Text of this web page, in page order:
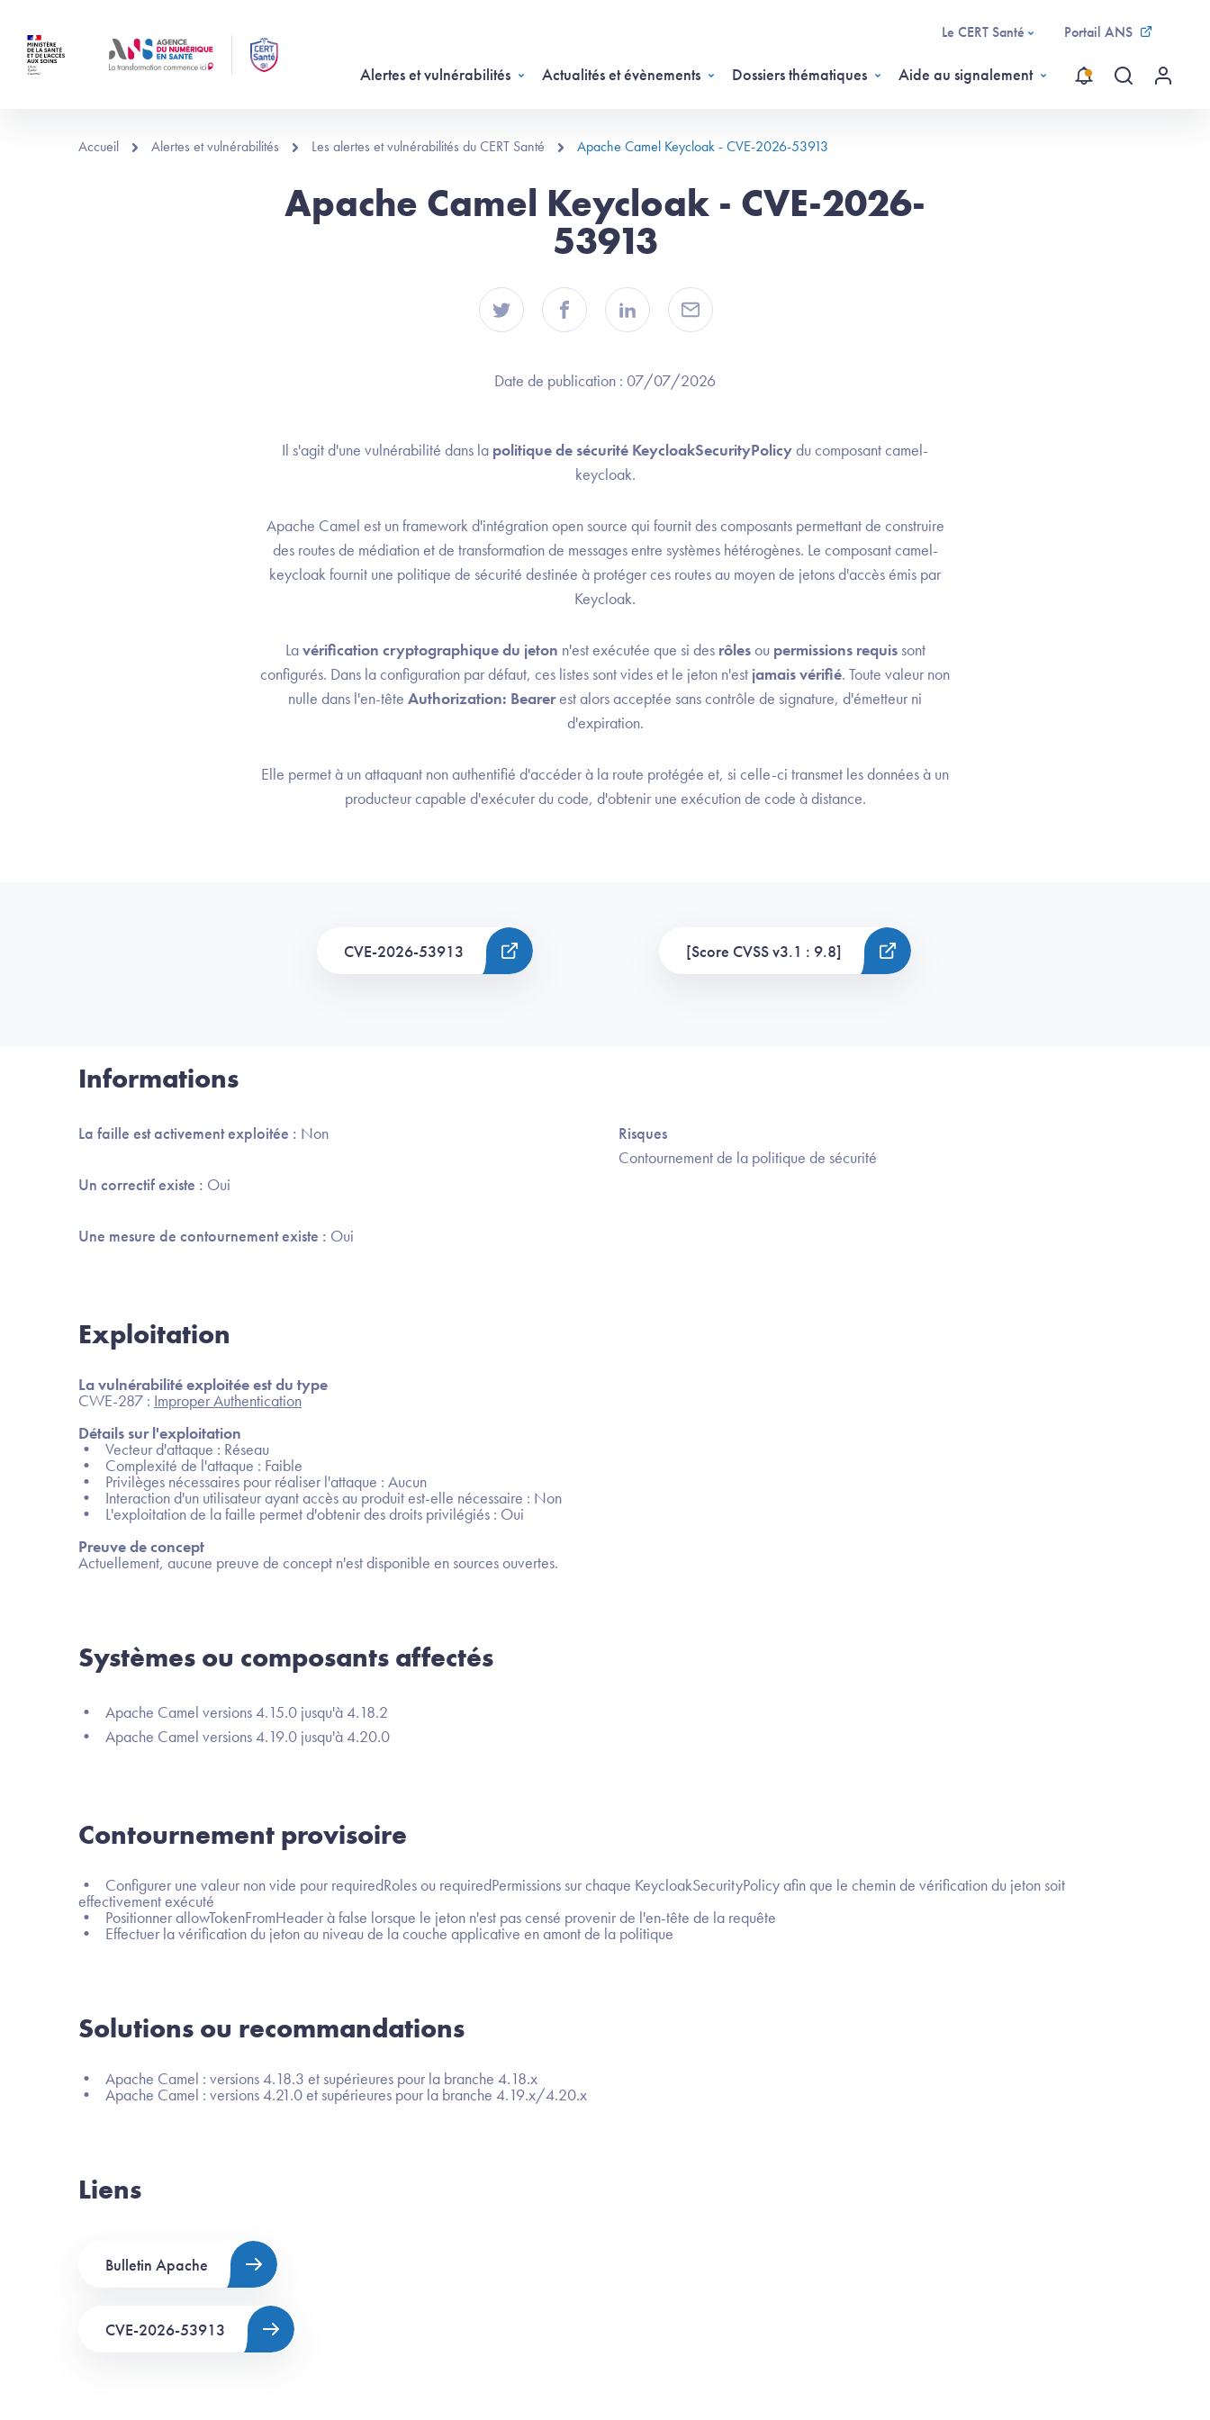
Le CERT Santé Portail ANS
Alertes et vulnérabilités Actualités et évènements Dossiers thématiques Aide au signalement
Recherche
Menu
Accueil Alertes et vulnérabilités Les alertes et vulnérabilités du CERT Santé Apache Camel Keycloak - CVE-2026-53913
Apache Camel Keycloak - CVE-2026-
53913
Date de publication : 07/07/2026
Il s'agit d'une vulnérabilité dans la politique de sécurité KeycloakSecurityPolicydu composant camel-
keycloak.
Apache Camel est un framework d'intégration open source qui fournit des composants permettant de construire
des routes de médiation et de transformation de messages entre systèmes hétérogènes. Le composant camel-
keycloak fournit une politique de sécurité destinée à protéger ces routes au moyen de jetons d'accès émis par
Keycloak.
Lavérification cryptographique du jeton n'est exécutée que si des rôlesou permissions requissont
configurés. Dans la configuration par défaut, ces listes sont vides et le jeton n'est jamais vérifié. Toute valeur non
nulle dans l'en-tête Authorization: Bearerest alors acceptée sans contrôle de signature, d'émetteur ni
d'expiration.
Elle permet à un attaquant non authentifié d'accéder à la route protégée et, si celle-ci transmet les données à un
producteur capable d'exécuter du code, d'obtenir une exécution de code à distance.
CVE-2026-53913 [Score CVSS v3.1 : 9.8]
Informations
La faille est activement exploitée : Non
Un correctif existe : Oui
Une mesure de contournement existe : Oui
Risques
Contournement de la politique de sécurité
Exploitation
La vulnérabilité exploitée est du type
CWE-287 : Improper Authentication
Détails sur l'exploitation
• Vecteur d'attaque : Réseau
• Complexité de l'attaque : Faible
• Privilèges nécessaires pour réaliser l'attaque : Aucun
• Interaction d'un utilisateur ayant accès au produit est-elle nécessaire : Non
• L'exploitation de la faille permet d'obtenir des droits privilégiés : Oui
Preuve de concept
Actuellement, aucune preuve de concept n'est disponible en sources ouvertes.
Systèmes ou composants affectés
• Apache Camel versions 4.15.0 jusqu'à 4.18.2
• Apache Camel versions 4.19.0 jusqu'à 4.20.0
Contournement provisoire
• Configurer une valeur non vide pour requiredRoles ou requiredPermissions sur chaque KeycloakSecurityPolicy afin que le chemin de vérification du jeton soit
effectivement exécuté
• Positionner allowTokenFromHeader à false lorsque le jeton n'est pas censé provenir de l'en-tête de la requête
• Effectuer la vérification du jeton au niveau de la couche applicative en amont de la politique
Solutions ou recommandations
• Apache Camel : versions 4.18.3 et supérieures pour la branche 4.18.x
• Apache Camel : versions 4.21.0 et supérieures pour la branche 4.19.x/4.20.x
Liens
Bulletin Apache
CVE-2026-53913